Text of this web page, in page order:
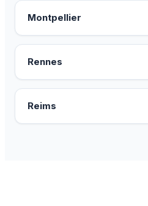
Montpellier
Rennes
Reims